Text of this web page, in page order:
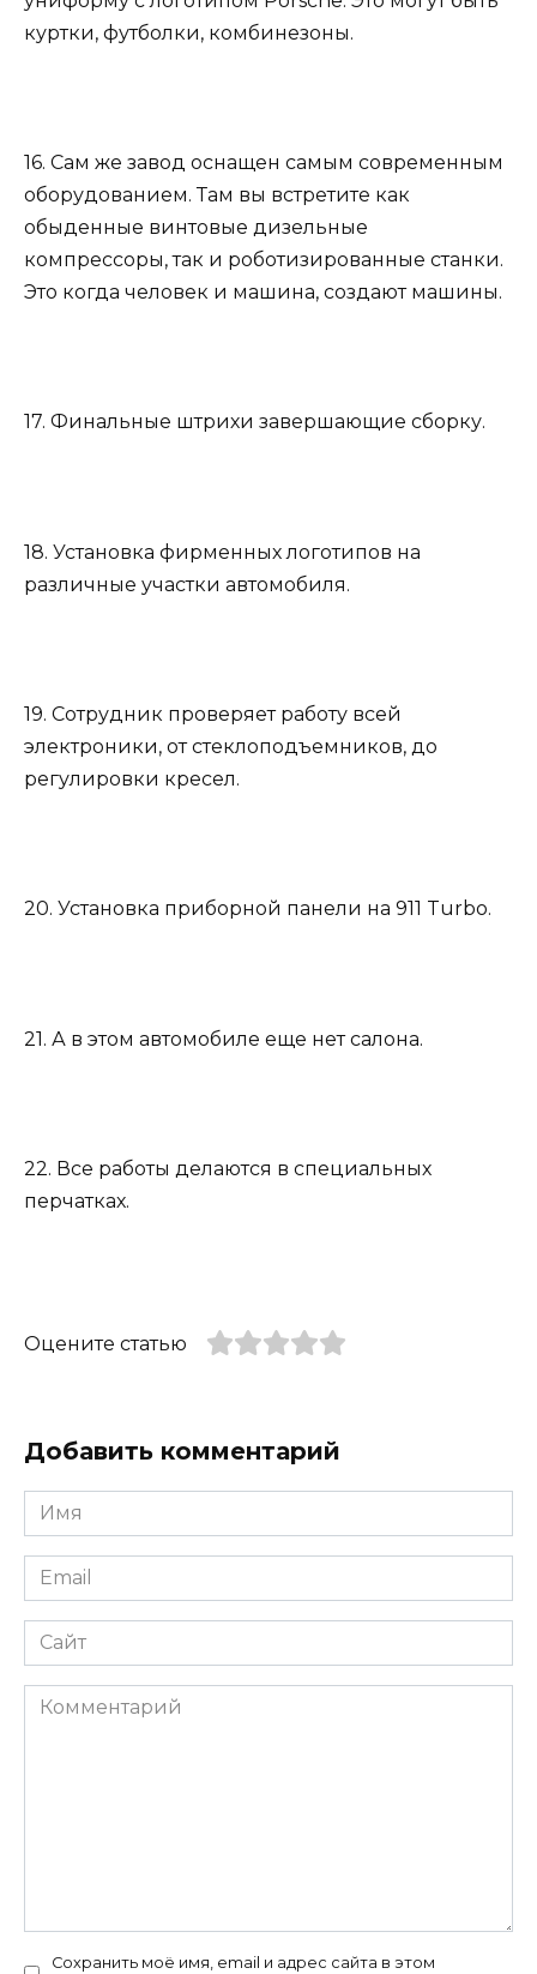
куртки, футболки, комбинезоны.
16. Сам же завод оснащен самым современным
оборудованием. Там вы встретите как
обыденные винтовые дизельные
компрессоры, так и роботизированные станки.
Это когда человек и машина, создают машины.
17. Финальные штрихи завершающие сборку.
18. Установка фирменных логотипов на
различные участки автомобиля.
19. Сотрудник проверяет работу всей
электроники, от стеклоподъемников, до
регулировки кресел.
20. Установка приборной панели на 911 Turbo.
21. А в этом автомобиле еще нет салона.
22. Все работы делаются в специальных
перчатках.
Оцените статью
Добавить комментарий
Имя
*
Email
*
Сайт
Комментарий
Сохранить моё имя, email и адрес сайта в этом